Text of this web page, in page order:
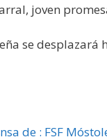
joven
se
de : FSF